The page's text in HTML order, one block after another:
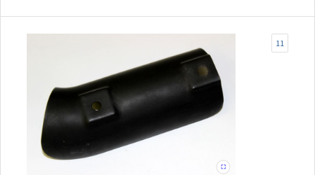
11